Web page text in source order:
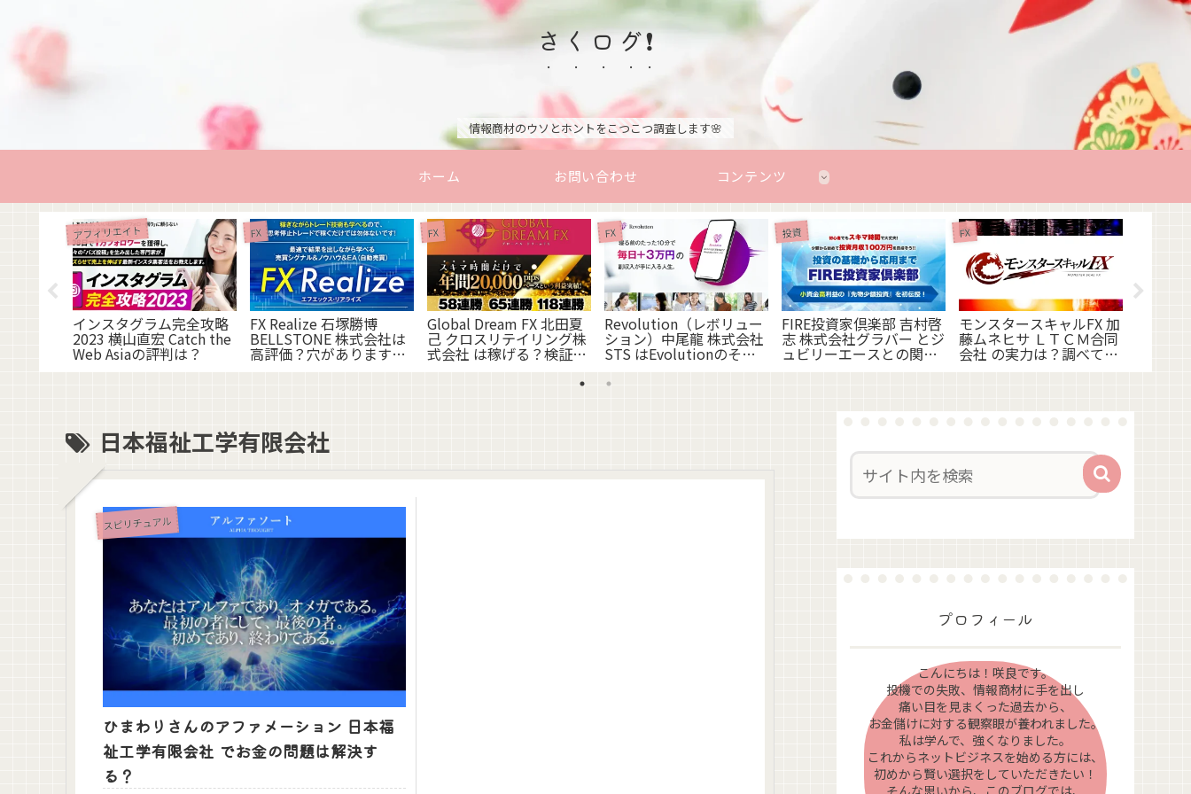
さくログ❗
情報商材のウソとホントをこつこつ調査します🌸
ホーム お問い合わせ コンテンツ
アフィリエイト
インスタグラム完全攻略
2023 横山直宏 Catch the
Web Asiaの評判は？
FX
FX Realize 石塚勝博
BELLSTONE 株式会社は
高評価？穴がありますの
でご注意を！
FX
Global Dream FX 北田夏
己 クロスリテイリング株
式会社 は稼げる？検証し
ました！
FX
Revolution（レボリュー
ション）中尾龍 株式会社
STS はEvolutionのそっ
投資
FIRE投資家倶楽部 吉村啓
志 株式会社グラバー とジ
ュビリーエースとの関わ
FX
モンスタースキャルFX 加
藤ムネヒサ ＬＴＣＭ合同
会社 の実力は？調べてみ
ました！
日本福祉工学有限会社
スピリチュアル
ひまわりさんのアファメーション 日本福
祉工学有限会社 でお金の問題は解決す
る？
プロフィール
こんにちは！咲良です。
投機での失敗、情報商材に手を出し
痛い目を見まくった過去から、
お金儲けに対する観察眼が養われました。
私は学んで、強くなりました。
これからネットビジネスを始める方には、
初めから賢い選択をしていただきたい！